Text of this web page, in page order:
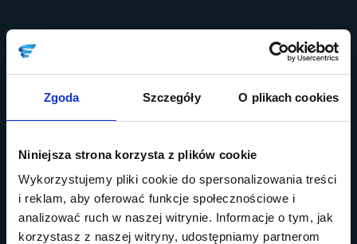
Zgoda Szczegóły O plikach cookies
Niniejsza strona korzysta z plików cookie
Wykorzystujemy pliki cookie do spersonalizowania treści
i reklam, aby oferować funkcje społecznościowe i
analizować ruch w naszej witrynie. Informacje o tym, jak
korzystasz z naszej witryny, udostępniamy partnerom